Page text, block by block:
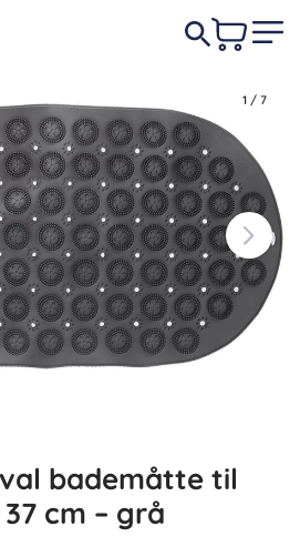
1 / 7
bademåtte til
cm – grå
Læg i